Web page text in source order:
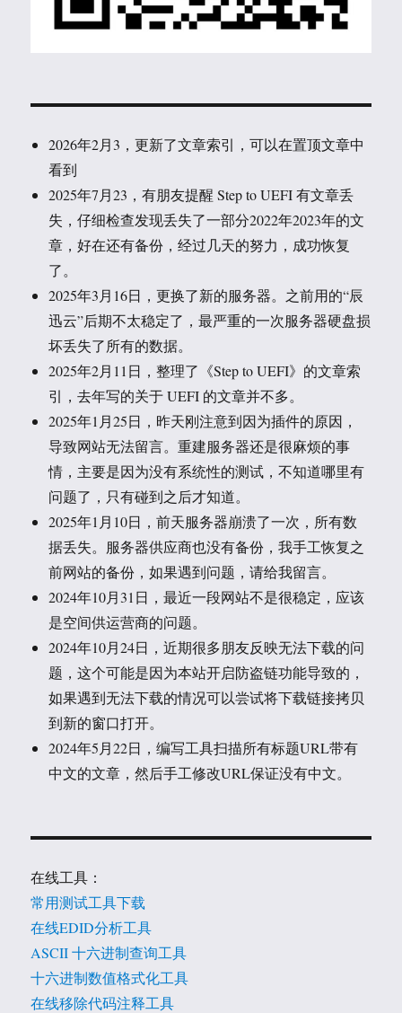
2026年2月3，更新了文章索引，可以在置顶文章中
看到
2025年7月23，有朋友提醒 Step to UEFI 有文章丢
失，仔细检查发现丢失了一部分2022年2023年的文
章，好在还有备份，经过几天的努力，成功恢复
了。
2025年3月16日，更换了新的服务器。之前用的“辰
迅云”后期不太稳定了，最严重的一次服务器硬盘损
坏丢失了所有的数据。
2025年2月11日，整理了《Step to UEFI》的文章索
引，去年写的关于 UEFI 的文章并不多。
2025年1月25日，昨天刚注意到因为插件的原因，
导致网站无法留言。重建服务器还是很麻烦的事
情，主要是因为没有系统性的测试，不知道哪里有
问题了，只有碰到之后才知道。
2025年1月10日，前天服务器崩溃了一次，所有数
据丢失。服务器供应商也没有备份，我手工恢复之
前网站的备份，如果遇到问题，请给我留言。
2024年10月31日，最近一段网站不是很稳定，应该
是空间供运营商的问题。
2024年10月24日，近期很多朋友反映无法下载的问
题，这个可能是因为本站开启防盗链功能导致的，
如果遇到无法下载的情况可以尝试将下载链接拷贝
到新的窗口打开。
2024年5月22日，编写工具扫描所有标题URL带有
中文的文章，然后手工修改URL保证没有中文。
在线工具：
常用测试工具下载
在线EDID分析工具
ASCII 十六进制查询工具
十六进制数值格式化工具
在线移除代码注释工具